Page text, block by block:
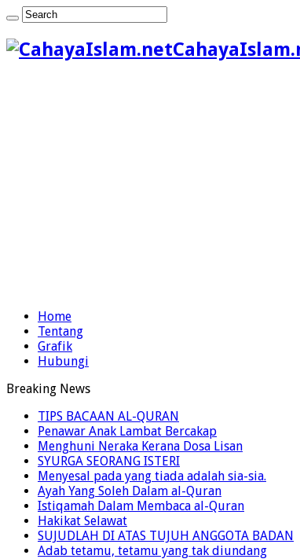
Home
Tentang
Grafik
Hubungi
Breaking News
TIPS BACAAN AL-QURAN
Penawar Anak Lambat Bercakap
Menghuni Neraka Kerana Dosa Lisan
SYURGA SEORANG ISTERI
Menyesal pada yang tiada adalah sia-sia.
Ayah Yang Soleh Dalam al-Quran
Istiqamah Dalam Membaca al-Quran
Hakikat Selawat
SUJUDLAH DI ATAS TUJUH ANGGOTA BADAN
Adab tetamu, tetamu yang tak diundang